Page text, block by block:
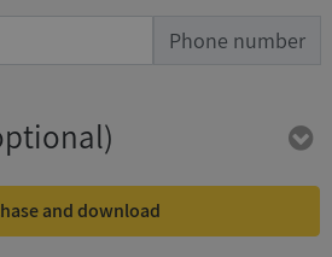
Phone number
and download